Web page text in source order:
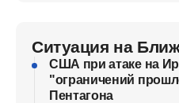
Ситуация на
США при атаке на
"ограничений
Пентагона